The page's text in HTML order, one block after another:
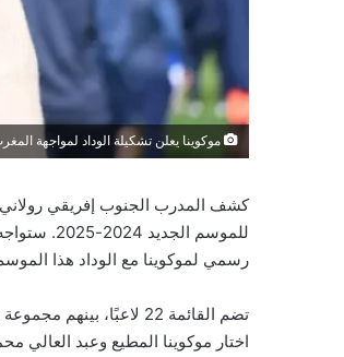
موكوينا يعلن تشكيلة الوداد لمواجهة
كشف المدرب الجنوب إفريقي رولاني
للموسم الجديد 2024-2025. ستواجه الفريق الأحمر نظيره
رسمي لموكوينا مع الوداد هذا
تضم القائمة 22
اختار موكوينا المطيع وعبد